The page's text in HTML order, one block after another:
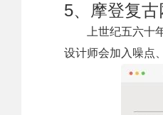
5、摩登复
上世纪五六
设计师会加入噪点